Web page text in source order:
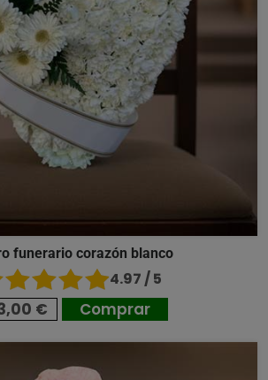
funerario corazón blanco
4.97 / 5
€ Comprar